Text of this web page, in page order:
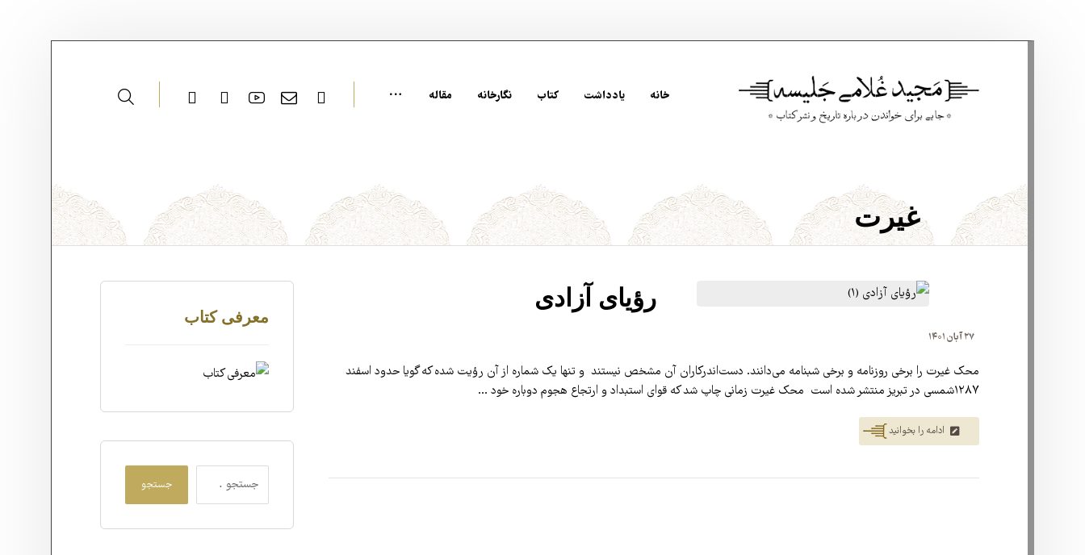
خانه یادداشت‌ کتاب‌ نگارخانه مقاله
غیرت
رؤیای آزادی
۲۷ آبان ۱۴۰۱
محک غیرت را برخی روزنامه و برخی شبنامه می‌دانند. دست‌اندرکاران آن مشخص نیستند و تنها یک شماره از آن رؤیت شده که گویا حدود اسفند
۱۲۸۷شمسی در تبریز منتشر شده است محک غیرت زمانی چاپ شد که قوای استبداد و ارتجاع هجوم دوباره خود ...
ادامه را بخوانید
معرفی کتاب
جستجو